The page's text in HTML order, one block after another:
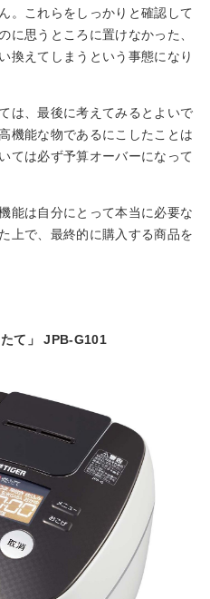
。これらをしっかりと確認して
に思うところに置けなかった、
換えてしまうという事態になり
は、最後に考えてみるとよいで
機能な物であるにこしたことは
ては必ず予算オーバーになって
能は自分にとって本当に必要な
上で、最終的に購入する商品を
て」 JPB-G101